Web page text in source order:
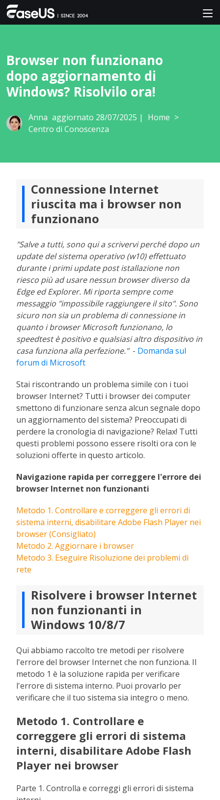
Browser non funzionano
dopo aggiornamento di
Windows? Risolvilo ora!
Anna aggiornato 28/07/2025 | Home >
Centro di Conoscenza
Connessione Internet
riuscita ma i browser non
funzionano
"Salve a tutti, sono qui a scrivervi perché dopo un
update del sistema operativo (w10) effettuato
durante i primi update post istallazione non
riesco più ad usare nessun browser diverso da
Edge ed Explorer. Mi riporta sempre come
messaggio "impossibile raggiungere il sito". Sono
sicuro non sia un problema di connessione in
quanto i browser Microsoft funzionano, lo
speedtest è positivo e qualsiasi altro dispositivo in
casa funziona alla perfezione."- Domanda sul
forum di Microsoft
Stai riscontrando un problema simile con i tuoi
browser Internet? Tutti i browser dei computer
smettono di funzionare senza alcun segnale dopo
un aggiornamento del sistema? Preoccupati di
perdere la cronologia di navigazione? Relax! Tutti
questi problemi possono essere risolti ora con le
soluzioni offerte in questo articolo.
Navigazione rapida per correggere l'errore dei
browser Internet non funzionanti
Metodo 1. Controllare e correggere gli errori di
sistema interni, disabilitare Adobe Flash Player nei
browser (Consigliato)
Metodo 2. Aggiornare i browser
Metodo 3. Eseguire Risoluzione dei problemi di
rete
Risolvere i browser Internet
non funzionanti in
Windows 10/8/7
Qui abbiamo raccolto tre metodi per risolvere
l'errore del browser Internet che non funziona. Il
metodo 1 è la soluzione rapida per verificare
l'errore di sistema interno. Puoi provarlo per
verificare che il tuo sistema sia integro o meno.
Metodo 1. Controllare e
correggere gli errori di sistema
interni, disabilitare Adobe Flash
Player nei browser
Parte 1. Controlla e correggi gli errori di sistema